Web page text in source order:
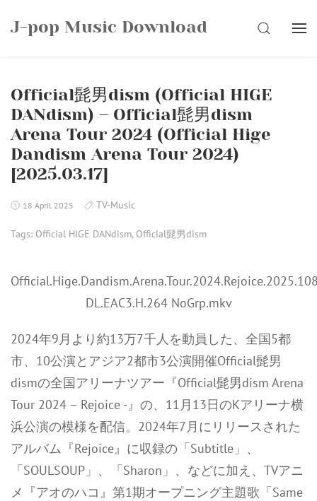
J-pop Music Download SEARCH
Official髭男dism (Official HIGE
DANdism) – Official髭男dism
Arena Tour 2024 (Official Hige
Dandism Arena Tour 2024)
[2025.03.17]
18 April 2025 TV-Music
Tags: Official HIGE DANdism, Official髭男dism
DL.EAC3.H.264 NoGrp.mkv
2024年9月より約13万7千人を動員した、全国5都
市、10公演とアジア2都市3公演開催Official髭男
dismの全国アリーナツアー『Official髭男dism Arena
Tour 2024 – Rejoice -』の、11月13日のKアリーナ横
浜公演の模様を配信。2024年7月にリリースされた
アルバム『Rejoice』に収録の「Subtitle」、
「SOULSOUP」、「Sharon」、などに加え、TVアニ
メ『アオのハコ』第1期オープニング主題歌「Same